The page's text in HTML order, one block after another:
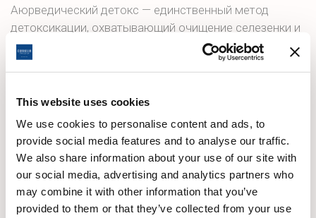
This website uses cookies
We use cookies to personalise content and ads, to
provide social media features and to analyse our traffic.
We also share information about your use of our site with
our social media, advertising and analytics partners who
may combine it with other information that you’ve
provided to them or that they’ve collected from your use
Аюрведический детокс — единственный метод
детоксикации, охватывающий очищение селезенки и
лимфатических каналов. По данным современной
медицины первопричиной 80% заболеваний является
стресс сопровождает нас повсюду. Фраза «не
сожалению, не является решением проблемы,
оставаясь труднореализуемой рекомендацией. Мы
не будем давать вам невыполнимых советов. Нашей
целью является сбалансировать и омолодить вашу
нервную систему с тем, чтобы вы могли избежать в